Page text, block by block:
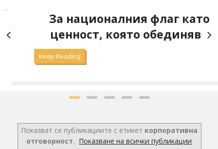
За националния флаг като
ценност, която обединява
Keep Reading
Показват се публикациите с етикет корпоративна
отговорност. Показване на всички публикации